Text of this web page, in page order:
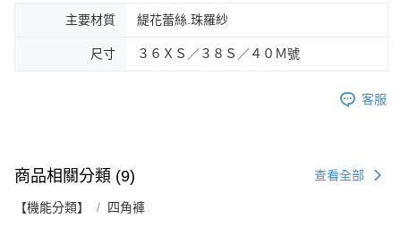
主要材質 緹花蕾絲.珠羅紗
尺寸 ３６ＸＳ／３８Ｓ／４０Ｍ號
客服
商品相關分類 (9) 查看全部
【機能分類】 四角褲